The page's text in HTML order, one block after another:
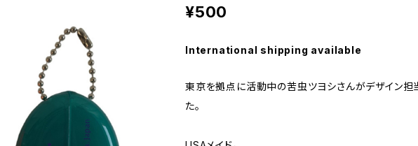
¥500
International shipping available
東京を拠点に活動中の苦虫ツヨシさんがデザイン担
た。